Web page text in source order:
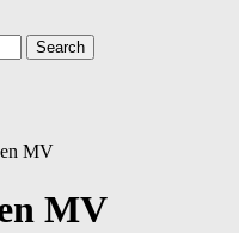
Search
MV
MV